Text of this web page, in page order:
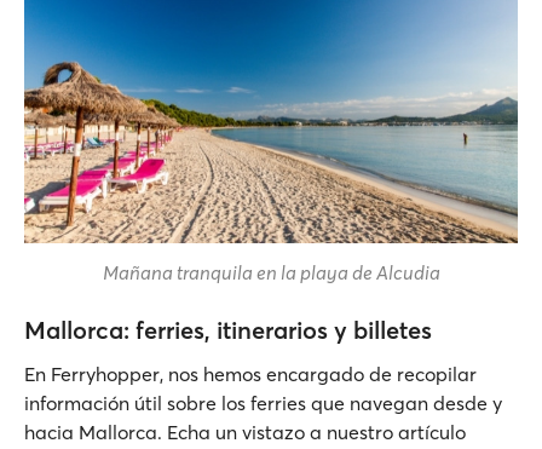
Mañana tranquila en la playa de Alcudia
Mallorca: ferries, itinerarios y billetes
En Ferryhopper, nos hemos encargado de recopilar
información útil sobre los ferries que navegan desde y
hacia Mallorca. Echa un vistazo a nuestro artículo